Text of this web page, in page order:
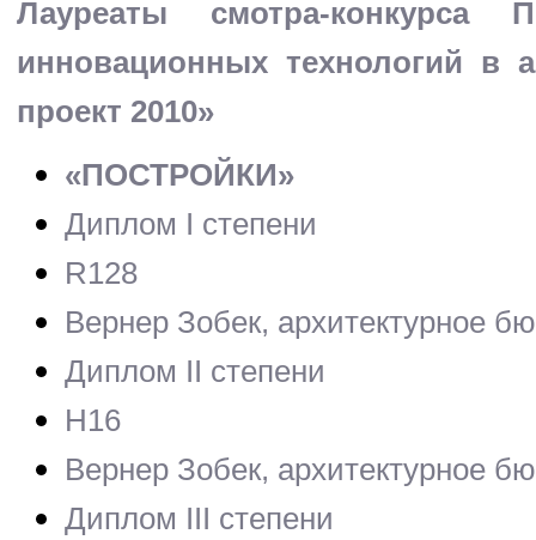
Лауреаты смотра-конкурса
инновационных технологий в
проект 2010»
«ПОСТРОЙКИ»
Диплом I степени
R128
Вернер Зобек, архитектурное
Диплом II степени
H16
Вернер Зобек, архитектурное
Диплом III степени